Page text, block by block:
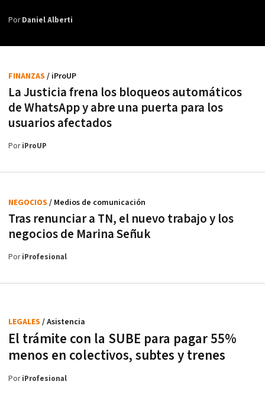
PorDaniel Alberti
La Justicia frena los bloqueos automáticos
de WhatsApp y abre una puerta para los
usuarios afectados
FINANZAS / iProUP
PoriProUP
Tras renunciar a TN, el nuevo trabajo y los
negocios de Marina Señuk
NEGOCIOS / Medios de comunicación
PoriProfesional
El trámite con la SUBE para pagar 55%
menos en colectivos, subtes y trenes
LEGALES / Asistencia
PoriProfesional